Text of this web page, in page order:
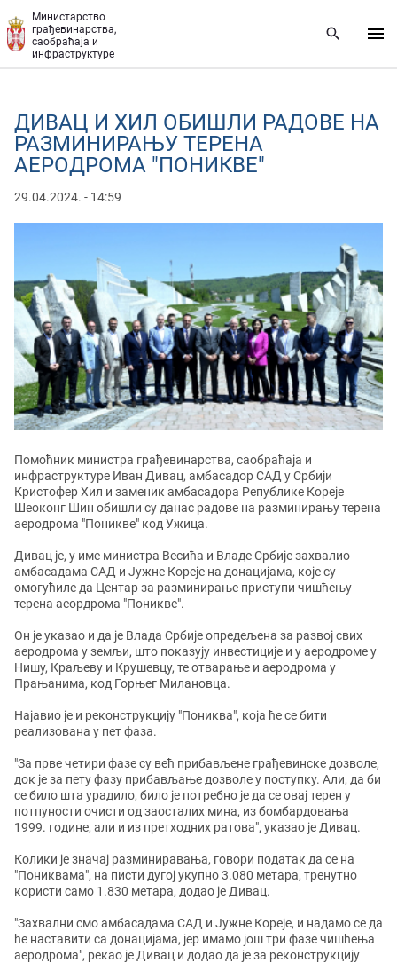
Министарство
грађевинарства,
саобраћаја и
инфраструктуре
ДИВАЦ И ХИЛ ОБИШЛИ РАДОВЕ НА
РАЗМИНИРАЊУ ТЕРЕНА
АЕРОДРОМА "ПОНИКВЕ"
29.04.2024. - 14:59
Помоћник министра грађевинарства, саобраћаја и
инфраструктуре Иван Дивац, амбасадор САД у Србији
Кристофер Хил и заменик амбасадора Републике Кореје
Шеоконг Шин обишли су данас радове на разминирању терена
аеродрома "Поникве" код Ужица.
Дивац је, у име министра Весића и Владе Србије захвалио
амбасадама САД и Јужне Кореје на донацијама, које су
омогућиле да Центар за разминирање приступи чишћењу
терена аеордрома "Поникве".
Он је указао и да је Влада Србије опредељена за развој свих
аеродрома у земљи, што показују инвестиције и у аеродроме у
Нишу, Краљеву и Крушевцу, те отварање и аеродрома у
Прањанима, код Горњег Милановца.
Најавио је и реконструкцију "Пониква", која ће се бити
реализована у пет фаза.
"За прве четири фазе су већ прибављене грађевинске дозволе,
док је за пету фазу прибављање дозволе у поступку. Али, да би
се било шта урадило, било је потребно је да се овај терен у
потпуности очисти од заосталих мина, из бомбардовања
1999. године, али и из претходних ратова", указао је Дивац.
Колики је значај разминиравања, говори податак да се на
"Пониквама", на писти дугој укупно 3.080 метара, тренутно
користи само 1.830 метара, додао је Дивац.
"Захвални смо амбасадама САД и Јужне Кореје, и надамо се да
ће наставити са донацијама, јер имамо још три фазе чишћења
аеродрома", рекао је Дивац и додао да је за реконструкцију